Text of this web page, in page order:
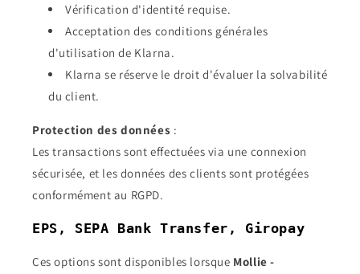
Vérification d'identité requise.
Acceptation des conditions générales
d'utilisation de Klarna.
Klarna se réserve le droit d'évaluer la solvabilité
du client.
Protection des données :
Les transactions sont effectuées via une connexion
sécurisée, et les données des clients sont protégées
conformément au RGPD.
EPS, SEPA Bank Transfer, Giropay
Ces options sont disponibles lorsque Mollie -